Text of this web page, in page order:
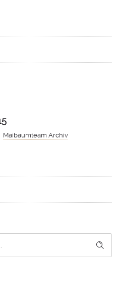
Maibaumteam Archiv